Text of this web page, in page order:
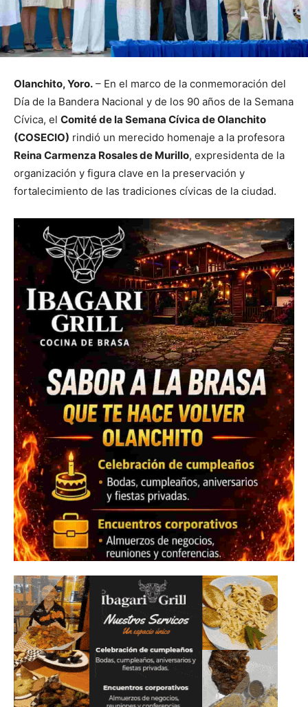
Olanchito, Yoro. – En el marco de la conmemoración del
Día de la Bandera Nacional y de los 90 años de la Semana
Cívica, el Comité de la Semana Cívica de Olanchito
(COSECIO) rindió un merecido homenaje a la profesora
Reina Carmenza Rosales de Murillo, expresidenta de la
organización y figura clave en la preservación y
fortalecimiento de las tradiciones cívicas de la ciudad.